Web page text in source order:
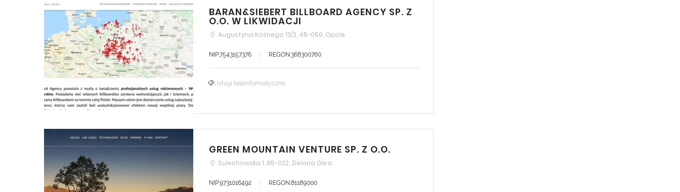
BARAN&SIEBERT BILLBOARD AGENCY SP. Z
O.O. W LIKWIDACJI
Augustyna Kośnego 13/2, 45-056, Opole
NIP:7543157376 REGON:368300760
Usługi teleinformatyczne
GREEN MOUNTAIN VENTURE SP. Z O.O.
Sulechowska 1, 65-022, Zielona Góra
NIP:9731016492 REGON:81189000